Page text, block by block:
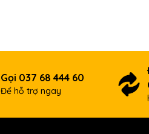
Gọi 037 68 444 60
Để hỗ trợ ngay